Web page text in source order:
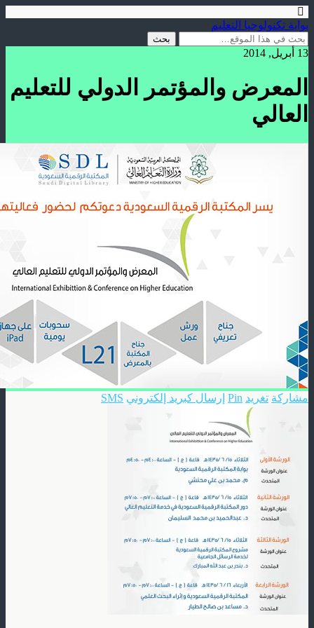
بوابة تكنولوجيا التعليم
13 أبريل, 2014
المعرض والمؤتمر الدولي للتعليم
العالي
مشاركة تغريد Pin إرسال كبريد إلكتروني SMS